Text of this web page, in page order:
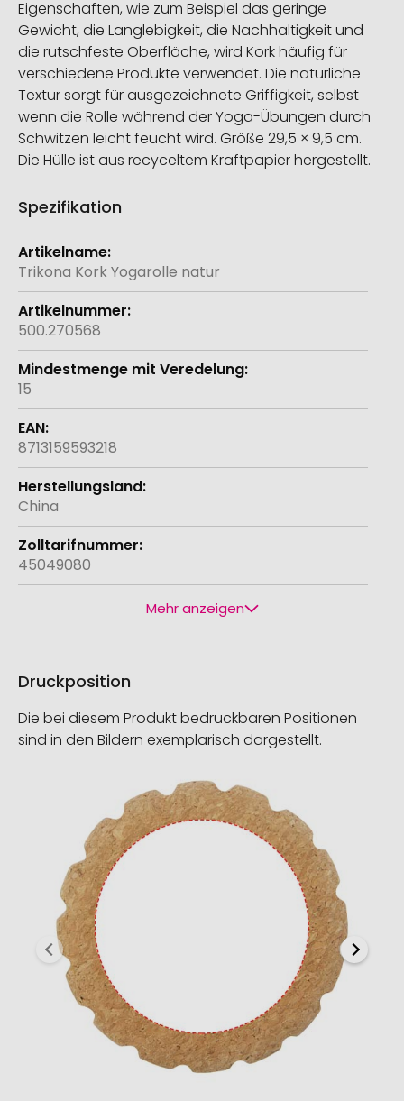
Eigenschaften, wie zum Beispiel das geringe
Gewicht, die Langlebigkeit, die Nachhaltigkeit und
die rutschfeste Oberfläche, wird Kork häufig für
verschiedene Produkte verwendet. Die natürliche
Textur sorgt für ausgezeichnete Griffigkeit, selbst
wenn die Rolle während der Yoga-Übungen durch
Schwitzen leicht feucht wird. Größe 29,5 × 9,5 cm.
Die Hülle ist aus recyceltem Kraftpapier hergestellt.
Spezifikation
Weitere
Informationen
Trikona Kork Yogarolle natur
500.270568
15
8713159593218
China
45049080
Mehr anzeigen
Druckposition
Die bei diesem Produkt bedruckbaren Positionen
sind in den Bildern exemplarisch dargestellt.